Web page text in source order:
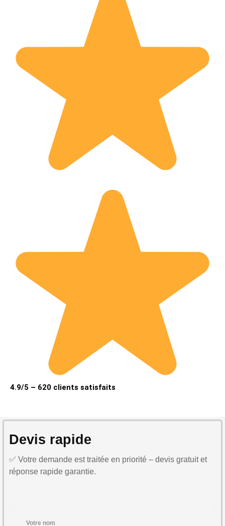
4.9/5 – 620 clients satisfaits
Devis rapide
✅ Votre demande est traitée en priorité – devis gratuit et
réponse rapide garantie.
Votre nom